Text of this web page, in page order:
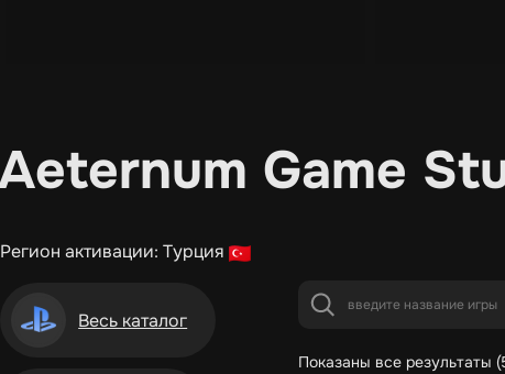
Game
Регион активации: Турция
Весь каталог
Показаны все результаты